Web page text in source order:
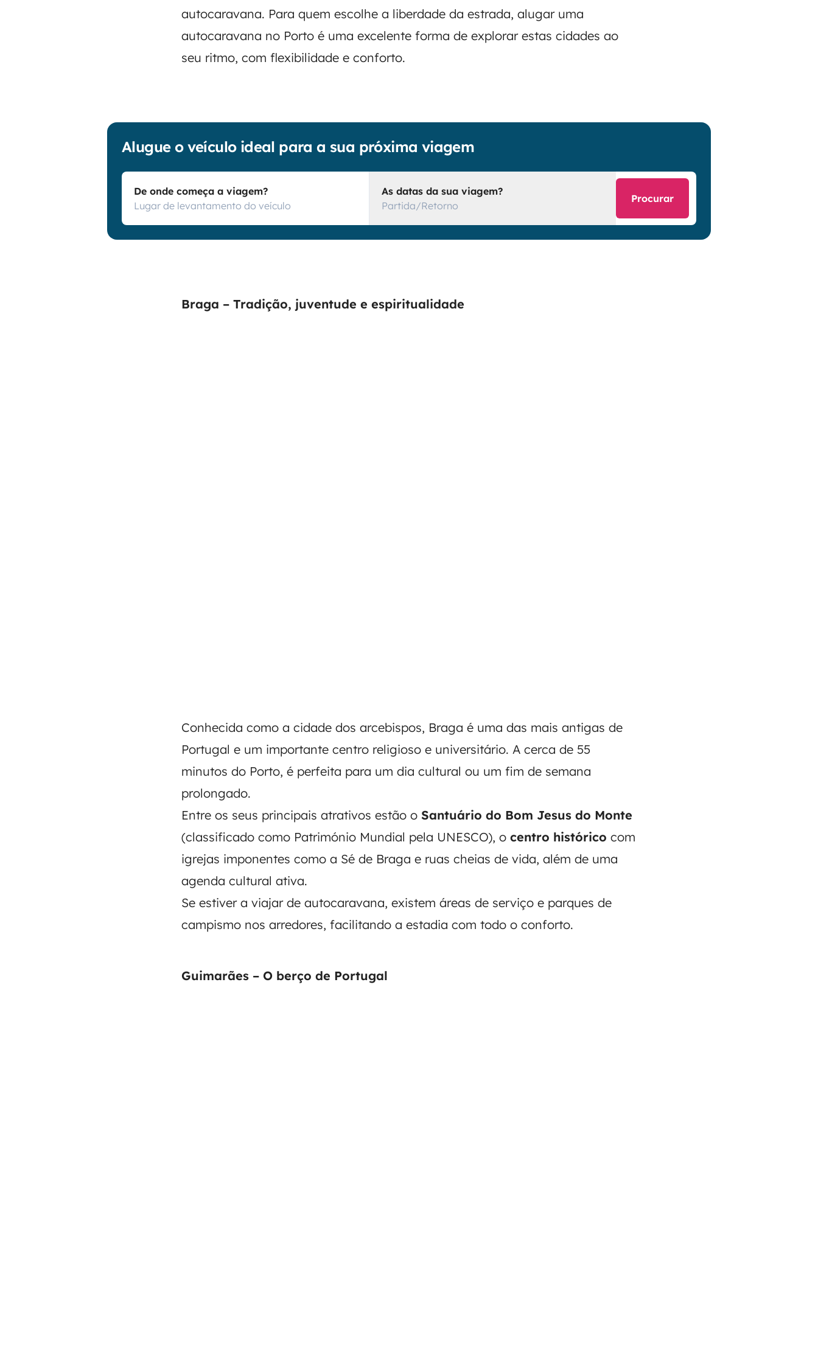
autocaravana. Para quem escolhe a liberdade da estrada, alugar uma
autocaravana no Porto é uma excelente forma de explorar estas cidades ao
seu ritmo, com flexibilidade e conforto.
Alugue o veículo ideal para a sua próxima viagem
De onde começa a viagem?
As datas da sua viagem?
Partida/Retorno
Procurar
Braga – Tradição, juventude e espiritualidade
Conhecida como a cidade dos arcebispos, Braga é uma das mais antigas de
Portugal e um importante centro religioso e universitário. A cerca de 55
minutos do Porto, é perfeita para um dia cultural ou um fim de semana
prolongado.
Entre os seus principais atrativos estão o Santuário do Bom Jesus do Monte
(classificado como Património Mundial pela UNESCO), o centro histórico com
igrejas imponentes como a Sé de Braga e ruas cheias de vida, além de uma
agenda cultural ativa.
Se estiver a viajar de autocaravana, existem áreas de serviço e parques de
campismo nos arredores, facilitando a estadia com todo o conforto.
Guimarães – O berço de Portugal